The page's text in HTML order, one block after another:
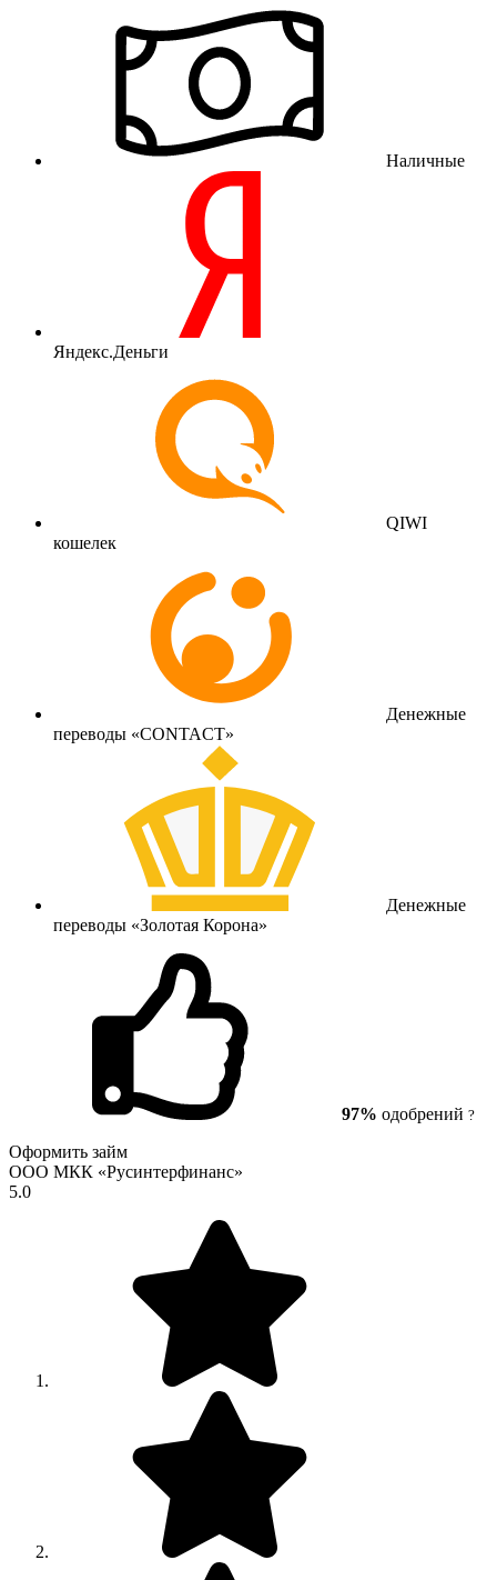
Наличные
Яндекс.Деньги
QIWI
кошелек
Денежные
переводы «CONTACT»
Денежные
переводы «Золотая Корона»
97% одобрений ?
Оформить займ
ООО МКК «Русинтерфинанс»
5.0